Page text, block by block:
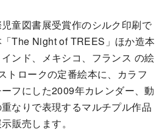
童図書展受賞作のシルク印刷で
The Night of TREES」ほか造本
ンド、メキシコ、フランス の絵
トロークの定番絵本に、カラフ
フにした2009年カレンダー、動
なりで表現するマルチプル作品
販売します。